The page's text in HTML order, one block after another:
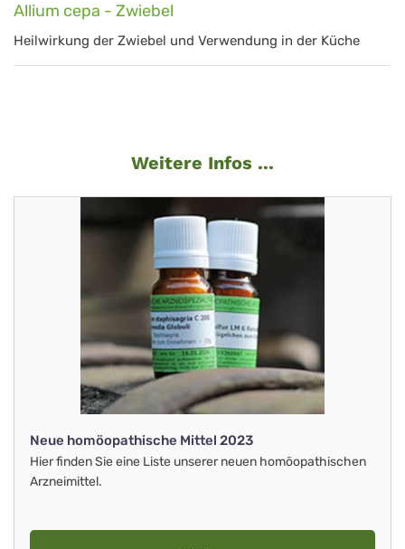
Allium cepa - Zwiebel
Heilwirkung der Zwiebel und Verwendung in der Küche
Weitere Infos ...
Neue homöopathische Mittel 2023
Hier finden Sie eine Liste unserer neuen homöopathischen
Arzneimittel.